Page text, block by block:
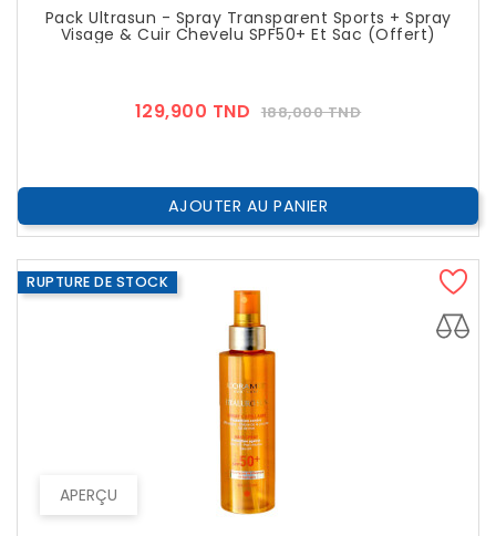
Pack Ultrasun - Spray Transparent Sports + Spray
Visage & Cuir Chevelu SPF50+ Et Sac (Offert)
129,900 TND Prix
188,000 TNDPrix
AJOUTER AU PANIER
APERÇU
RUPTURE DE STOCK